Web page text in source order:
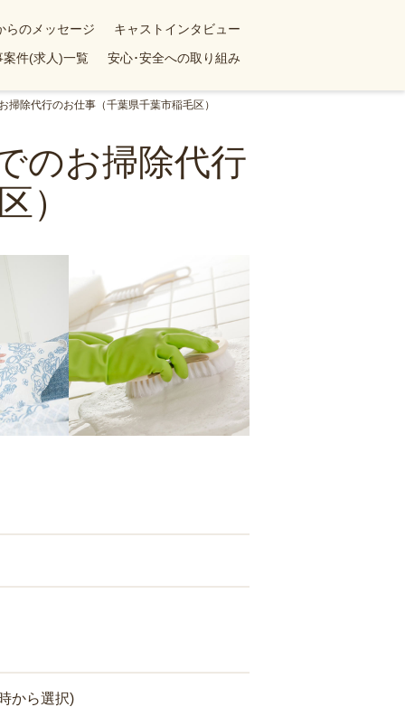
らのメッセージ
キャストインタビュー
案件(求人)一覧 安心･安全への取り組み
除代行のお仕事（千葉県千葉市稲毛区）
のお掃除代行
）
から選択)